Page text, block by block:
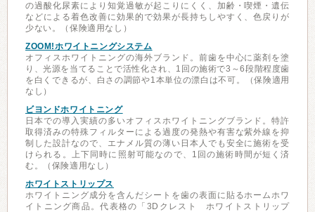
の過酸化尿素により知覚過敏が起こりにくく、加齢・喫煙・遺伝
などによる着色改善に効果的で効果が長持ちしやすく、色戻りが
少ない。（保険適用なし）
ZOOM!ホワイトニングシステム
オフィスホワイトニングの海外ブランド。前歯を中心に薬剤を塗
り、光源を当てることで活性化され、1回の施術で3～6段階程度歯
を白くできるが、白さの調節や1本単位の漂白は不可。（保険適用
なし）
ビヨンドホワイトニング
日本での導入実績の多いオフィスホワイトニングブランド。特許
取得済みの特殊フィルターによる過度の発熱や有害な紫外線を抑
制した設計なので、エナメル質の薄い日本人でも安全に施術を受
けられる。上下同時に照射可能なので、1回の施術時間が短く済
む。（保険適用なし）
ホワイトストリップス
ホワイトニング成分を含んだシートを歯の表面に貼るホームホワ
イトニング商品。代表格の「3Dクレスト ホワイトストリップ